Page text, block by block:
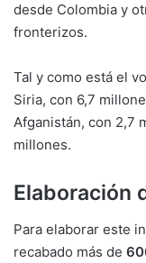
desde Colombia y
fronterizos.
Tal y como está el
Siria, con 6,7
Afganistán, con 2,7
millones.
Elaboración
Para elaborar este
recabado más de